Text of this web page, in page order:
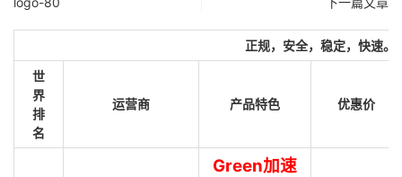
正规，安全，稳定，快速。
世
界
排
名
运营商 产品特色 优惠价
Green加速